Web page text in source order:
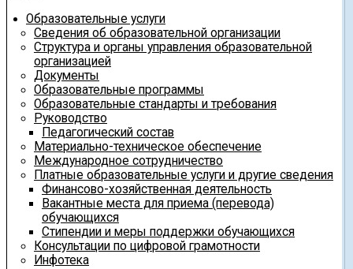
Образовательные услуги
Сведения об образовательной организации
Структура и органы управления образовательной
организацией
Документы
Образовательные программы
Образовательные стандарты и требования
Руководство
Педагогический состав
Материально-техническое обеспечение
Международное сотрудничество
Платные образовательные услуги и другие сведения
Финансово-хозяйственная деятельность
Вакантные места для приема (перевода)
обучающихся
Стипендии и меры поддержки обучающихся
Консультации по цифровой грамотности
Инфотека